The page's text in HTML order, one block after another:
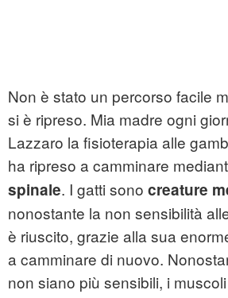
Non è stato un percorso facile
si è ripreso. Mia madre ogni
Lazzaro la fisioterapia alle
ha ripreso a camminare
spinale. I gatti sono creature
nonostante la non sensibilità
è riuscito, grazie alla sua
a camminare di nuovo.
non siano più sensibili, i